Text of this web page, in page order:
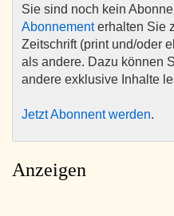
Sie sind noch kein
Abonnementerhalten Sie
Zeitschrift (print und/oder
als andere. Dazu können
andere exklusive Inhalte
Jetzt Abonnent werden.
Anzeigen